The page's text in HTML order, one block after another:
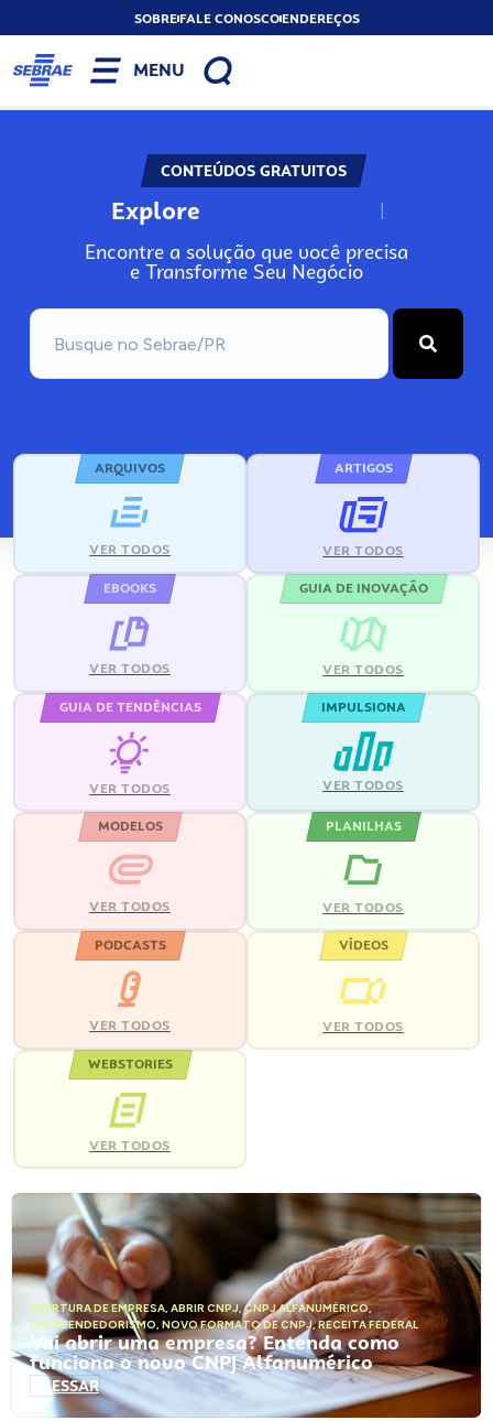
SOBREFALE CONOSCOENDEREÇOS
MENU
CONTEÚDOS GRATUITOS
Explore N
Encontre a solução que você precisa
e Transforme Seu Negócio
ARQUIVOS
VER TODOS
ARTIGOS
VER TODOS
EBOOKS
VER TODOS
GUIA DE INOVAÇÃO
VER TODOS
GUIA DE TENDÊNCIAS
VER TODOS
IMPULSIONA
VER TODOS
MODELOS
VER TODOS
PLANILHAS
VER TODOS
PODCASTS
VER TODOS
VÍDEOS
VER TODOS
WEBSTORIES
VER TODOS
ABERTURA DE EMPRESA, ABRIR CNPJ,CNPJ ALFANUMÉRICO,
EMPREENDEDORISMO, NOVO FORMATO DE CNPJ,RECEITA FEDERAL
Vai abrir uma empresa? Entenda como
funciona o novo CNPJ Alfanumérico
ACESSAR